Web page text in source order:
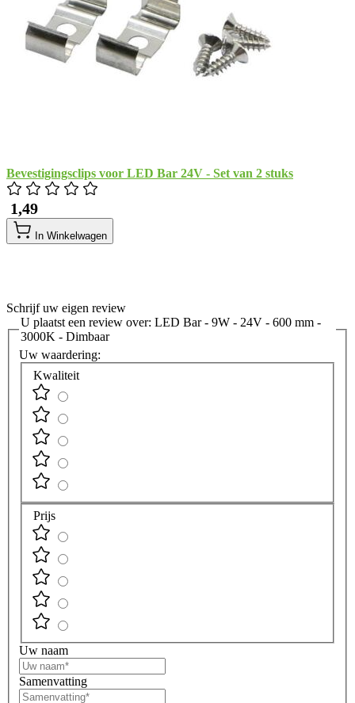
Bevestigingsclips voor LED Bar 24V - Set van 2 stuks
​ 1,49
In Winkelwagen
Schrijf uw eigen review
U plaatst een review over: LED Bar - 9W - 24V - 600 mm -
3000K - Dimbaar
Uw waardering:
Kwaliteit
Prijs
Uw naam
Samenvatting